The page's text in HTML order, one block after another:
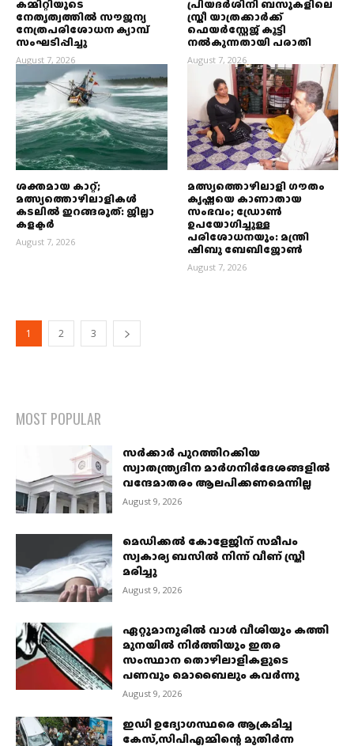
കമ്മിറ്റിയുടെ
നേതൃത്വത്തിൽ സൗജന്യ
നേത്രപരിശോധന ക്യാമ്പ്
സംഘടിപ്പിച്ചു
August 7, 2026
പ്രിയദർശിനി ബസുകളിലെ
സ്ത്രീ യാത്രക്കാർക്ക്
ഫെയർസ്റ്റേജ് കൂട്ടി
നൽകുന്നതായി പരാതി
August 7, 2026
ശക്തമായ കാറ്റ്;
മത്സ്യത്തൊഴിലാളികള്‍
കടലില്‍ ഇറങ്ങരുത്: ജില്ലാ
കളക്ടര്‍
August 7, 2026
മത്സ്യത്തൊഴിലാളി ഗൗതം
കൃഷ്ണയെ കാണാതായ
സംഭവം; ഡ്രോണ്‍
ഉപയോഗിച്ചുള്ള
പരിശോധനയും: മന്ത്രി
ഷിബു ബേബിജോണ്‍
August 7, 2026
1 2 3
MOST POPULAR
സര്‍ക്കാര്‍ പുറത്തിറക്കിയ
സ്വാതന്ത്ര്യദിന മാര്‍ഗനിര്‍ദേശങ്ങളില്‍
വന്ദേമാതരം ആലപിക്കണമെന്നില്ല
August 9, 2026
മെഡിക്കൽ കോളേജിന് സമീപം
സ്വകാര്യ ബസിൽ നിന്ന് വീണ് സ്ത്രീ
മരിച്ചു
August 9, 2026
ഏറ്റുമാനൂരിൽ വാൾ വീശിയും കത്തി
മുനയിൽ നിർത്തിയും ഇതര
സംസ്ഥാന തൊഴിലാളികളുടെ
പണവും മൊബൈലും കവർന്നു
August 9, 2026
ഇഡി ഉദ്യോഗസ്ഥരെ ആക്രമിച്ച
കേസ്,സിപിഎമ്മിന്റെ മുതിർന്ന